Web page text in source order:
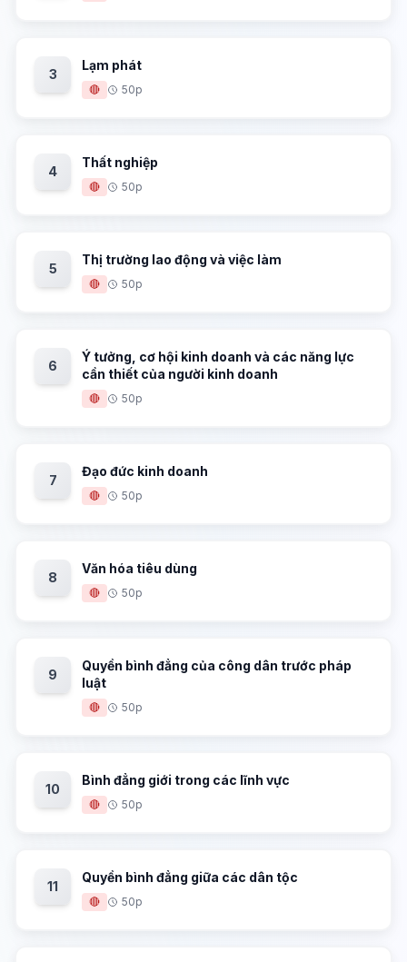
3
Lạm phát
🔴 50p
4
Thất nghiệp
🔴 50p
5
Thị trường lao động và việc làm
🔴 50p
6
Ý tưởng, cơ hội kinh doanh và các năng lực
cần thiết của người kinh doanh
🔴 50p
7
Đạo đức kinh doanh
🔴 50p
8
Văn hóa tiêu dùng
🔴 50p
9
Quyền bình đẳng của công dân trước pháp
luật
🔴 50p
10
Bình đẳng giới trong các lĩnh vực
🔴 50p
11
Quyền bình đẳng giữa các dân tộc
🔴 50p